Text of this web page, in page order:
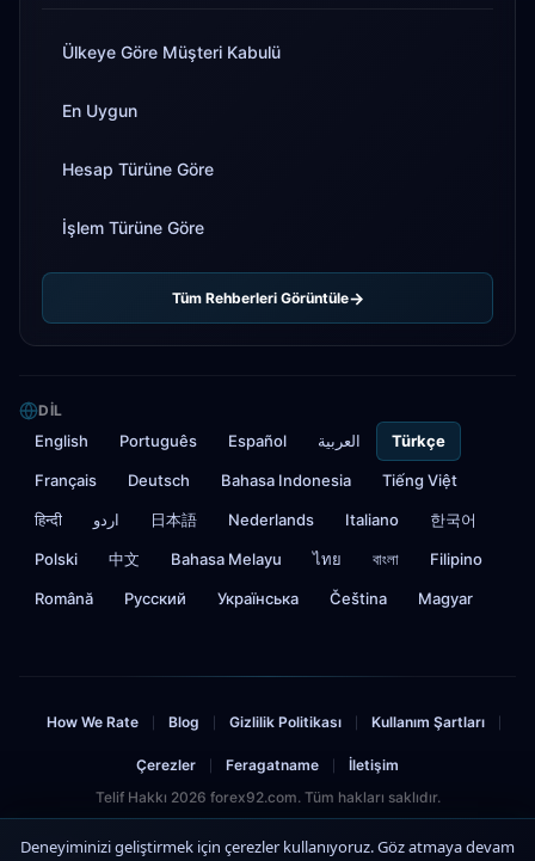
Ülkeye Göre Müşteri Kabulü
En Uygun
Hesap Türüne Göre
İşlem Türüne Göre
Tüm Rehberleri Görüntüle
DIL
English Português Español العربية Türkçe
Français Deutsch Bahasa Indonesia Tiếng Việt
हिन्दी اردو 日本語 Nederlands Italiano 한국어
Polski 中文 Bahasa Melayu ไทย বাংলা Filipino
Română Русский Українська Čeština Magyar
How We Rate Blog Gizlilik Politikası Kullanım Şartları
Çerezler Feragatname
İletişim
Telif Hakkı 2026 forex92.com. Tüm hakları saklıdır.
Risk Uyarısı: Forex ve CFD işlemleri önemli riskler içerir ve yatırdığınız sermayenin
Deneyiminizi geliştirmek için çerezler kullanıyoruz. Göz atmaya devam